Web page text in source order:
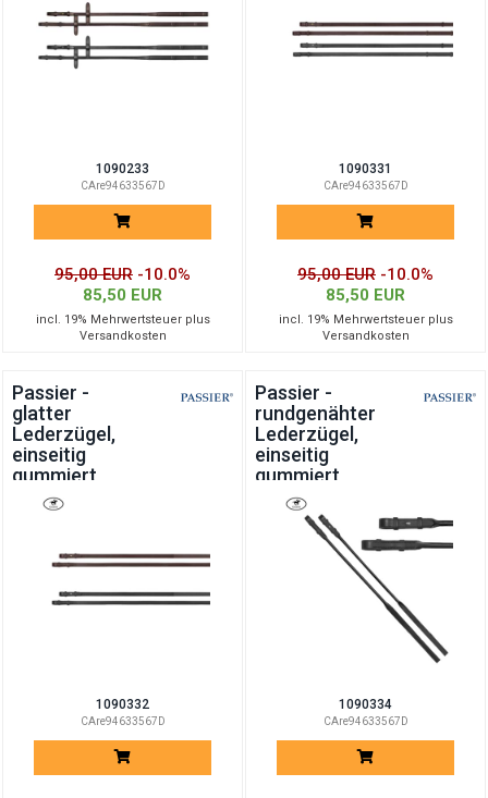
1090233
CAre94633567D
95,00 EUR -10.0%
85,50 EUR
incl. 19% Mehrwertsteuer plus
Versandkosten
1090331
CAre94633567D
95,00 EUR -10.0%
85,50 EUR
incl. 19% Mehrwertsteuer plus
Versandkosten
Passier -
glatter
Lederzügel,
einseitig
gummiert
1090332
CAre94633567D
Passier -
rundgenähter
Lederzügel,
einseitig
gummiert
1090334
CAre94633567D